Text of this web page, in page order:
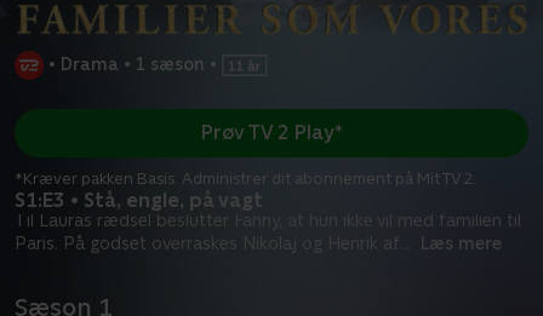
• Drama • 1 sæson •
S1:E3 • Stå, engle, på vagt
Til Lauras rædsel beslutter Fanny, at hun ikke vil med familien til
Paris. På godset overraskes Nikolaj og Henrik af
Læs mere
Prøv TV 2 Play*
*Kræver pakken Basis. Administrer dit abonnement på Mit TV 2.
Sæson 1